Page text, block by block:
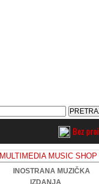
Bez
MULTIMEDIA MUSIC SHOP
INOSTRANA MUZIČKA
IZDANJA